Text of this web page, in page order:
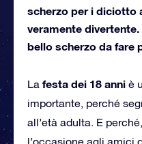
scherzo per i diciotto
veramente
bello scherzo da fare
La festa dei 18 anni è
importante, perché
all’età adulta. E
l’occasione agli amici